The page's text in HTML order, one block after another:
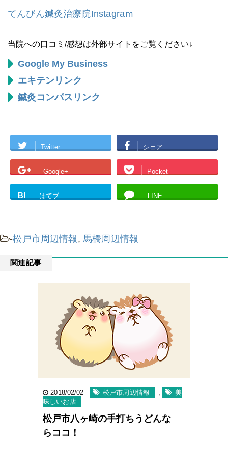
てんびん鍼灸治療院Instagraｍ
当院への口コミ/感想は外部サイトをご覧ください↓
Google My Business
エキテンリンク
鍼灸コンパスリンク
Twitter シェア
Google+ Pocket
B! はてブ LINE
-松戸市周辺情報 , 馬橋周辺情報
関連記事
2018/02/02 松戸市周辺情報
美
味しいお店
松戸市八ヶ崎の手打ちうどんな
らココ！